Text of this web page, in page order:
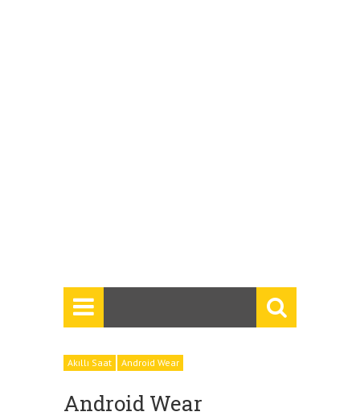
Akıllı Saat Android Wear
Android Wear